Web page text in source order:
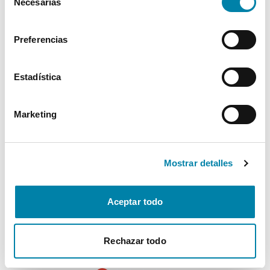
Preferencias
Estadística
Marketing
Mostrar detalles
Aceptar todo
Rechazar todo
Confort
específicos del vehículo.
Para cualquier duda, contacta con nuestro equipo.